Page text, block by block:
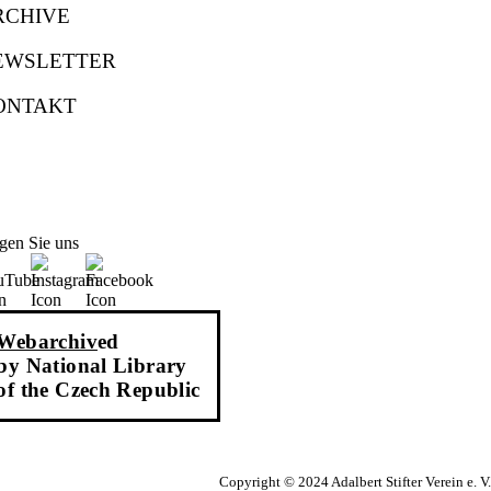
Sie uns
ed
National Library
the Czech Republic
Copyright © 2024 Adalbert Stifter Verein e. V.